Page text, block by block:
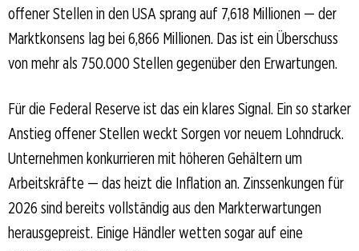
offener Stellen in den USA sprang auf 7,618 Millionen — der
Marktkonsens lag bei 6,866 Millionen. Das ist ein Überschuss
von mehr als 750.000 Stellen gegenüber den Erwartungen.
Für die Federal Reserve ist das ein klares Signal. Ein so starker
Anstieg offener Stellen weckt Sorgen vor neuem Lohndruck.
Unternehmen konkurrieren mit höheren Gehältern um
Arbeitskräfte — das heizt die Inflation an. Zinssenkungen für
2026 sind bereits vollständig aus den Markterwartungen
herausgepreist. Einige Händler wetten sogar auf eine